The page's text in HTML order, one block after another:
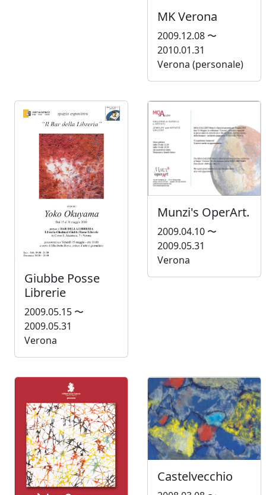
MK Verona
2009.12.08 〜
2010.01.31
Verona (personale)
Giubbe Posse
Librerie
2009.05.15 〜
2009.05.31
Verona
Munzi's OperArt.
2009.04.10 〜
2009.05.31
Verona
Castelvecchio